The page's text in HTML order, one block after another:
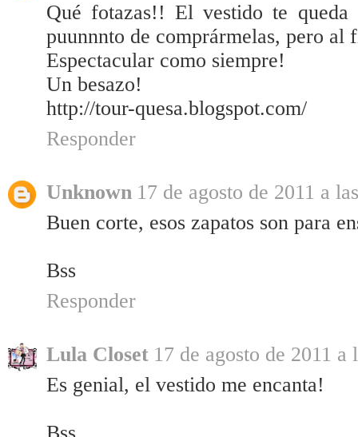
Qué fotazas!! El vestido te queda
puunnnto de comprármelas, pero
Espectacular como siempre!
Un besazo!
http://tour-quesa.blogspot.com/
Responder
Unknown 17 de agosto de 2011 a
Buen corte, esos zapatos son para
Bss
Responder
Lula Closet 17 de agosto de 2011 a
Es genial, el vestido me encanta!